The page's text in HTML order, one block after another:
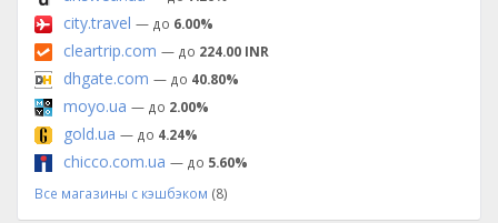
city.travel — до 6.00%
cleartrip.com — до 224.00 INR
dhgate.com — до 40.80%
moyo.ua — до 2.00%
gold.ua — до 4.24%
chicco.com.ua — до 5.60%
Все магазины с кэшбэком (8)